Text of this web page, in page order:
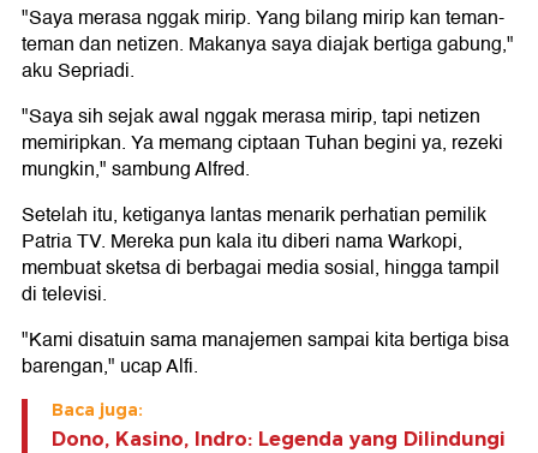
"Saya merasa nggak mirip. Yang bilang mirip kan teman-
teman dan netizen. Makanya saya diajak bertiga gabung,"
aku Sepriadi.
"Saya sih sejak awal nggak merasa mirip, tapi netizen
memiripkan. Ya memang ciptaan Tuhan begini ya, rezeki
mungkin," sambung Alfred.
Setelah itu, ketiganya lantas menarik perhatian pemilik
Patria TV. Mereka pun kala itu diberi nama Warkopi,
membuat sketsa di berbagai media sosial, hingga tampil
di televisi.
"Kami disatuin sama manajemen sampai kita bertiga bisa
barengan," ucap Alfi.
Baca juga:
Dono, Kasino, Indro: Legenda yang Dilindungi